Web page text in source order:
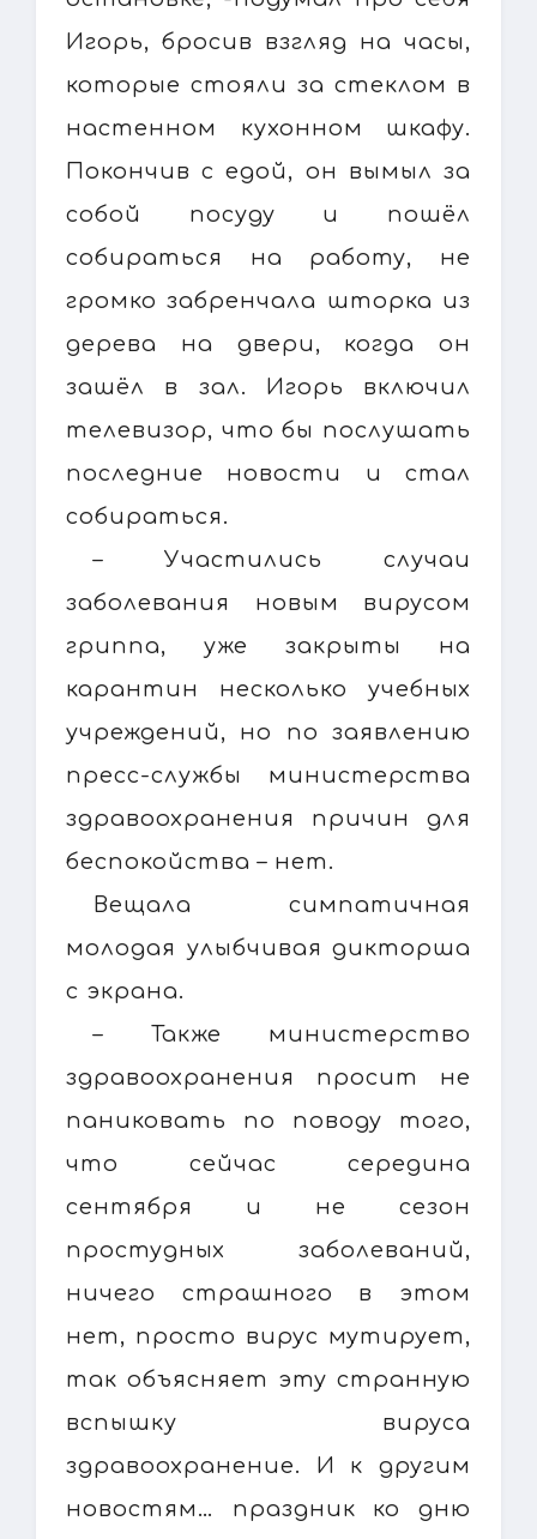
Игорь, бросив взгляд на часы,
которые стояли за стеклом в
настенном кухонном шкафу.
Покончив с едой, он вымыл за
собой посуду и пошёл
собираться на работу, не
громко забренчала шторка из
дерева на двери, когда он
зашёл в зал. Игорь включил
телевизор, что бы послушать
последние новости и стал
собираться.
– Участились случаи
заболевания новым вирусом
гриппа, уже закрыты на
карантин несколько учебных
учреждений, но по заявлению
пресс-службы министерства
здравоохранения причин для
беспокойства – нет.
Вещала симпатичная
молодая улыбчивая дикторша
с экрана.
– Также министерство
здравоохранения просит не
паниковать по поводу того,
что сейчас середина
сентября и не сезон
простудных заболеваний,
ничего страшного в этом
нет, просто вирус мутирует,
так объясняет эту странную
вспышку вируса
здравоохранение. И к другим
новостям… праздник ко дню